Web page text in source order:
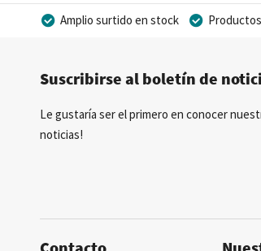
Amplio surtido en stock
Suscribirse al boletín de
Le gustaría ser el primero en conocer
noticias!